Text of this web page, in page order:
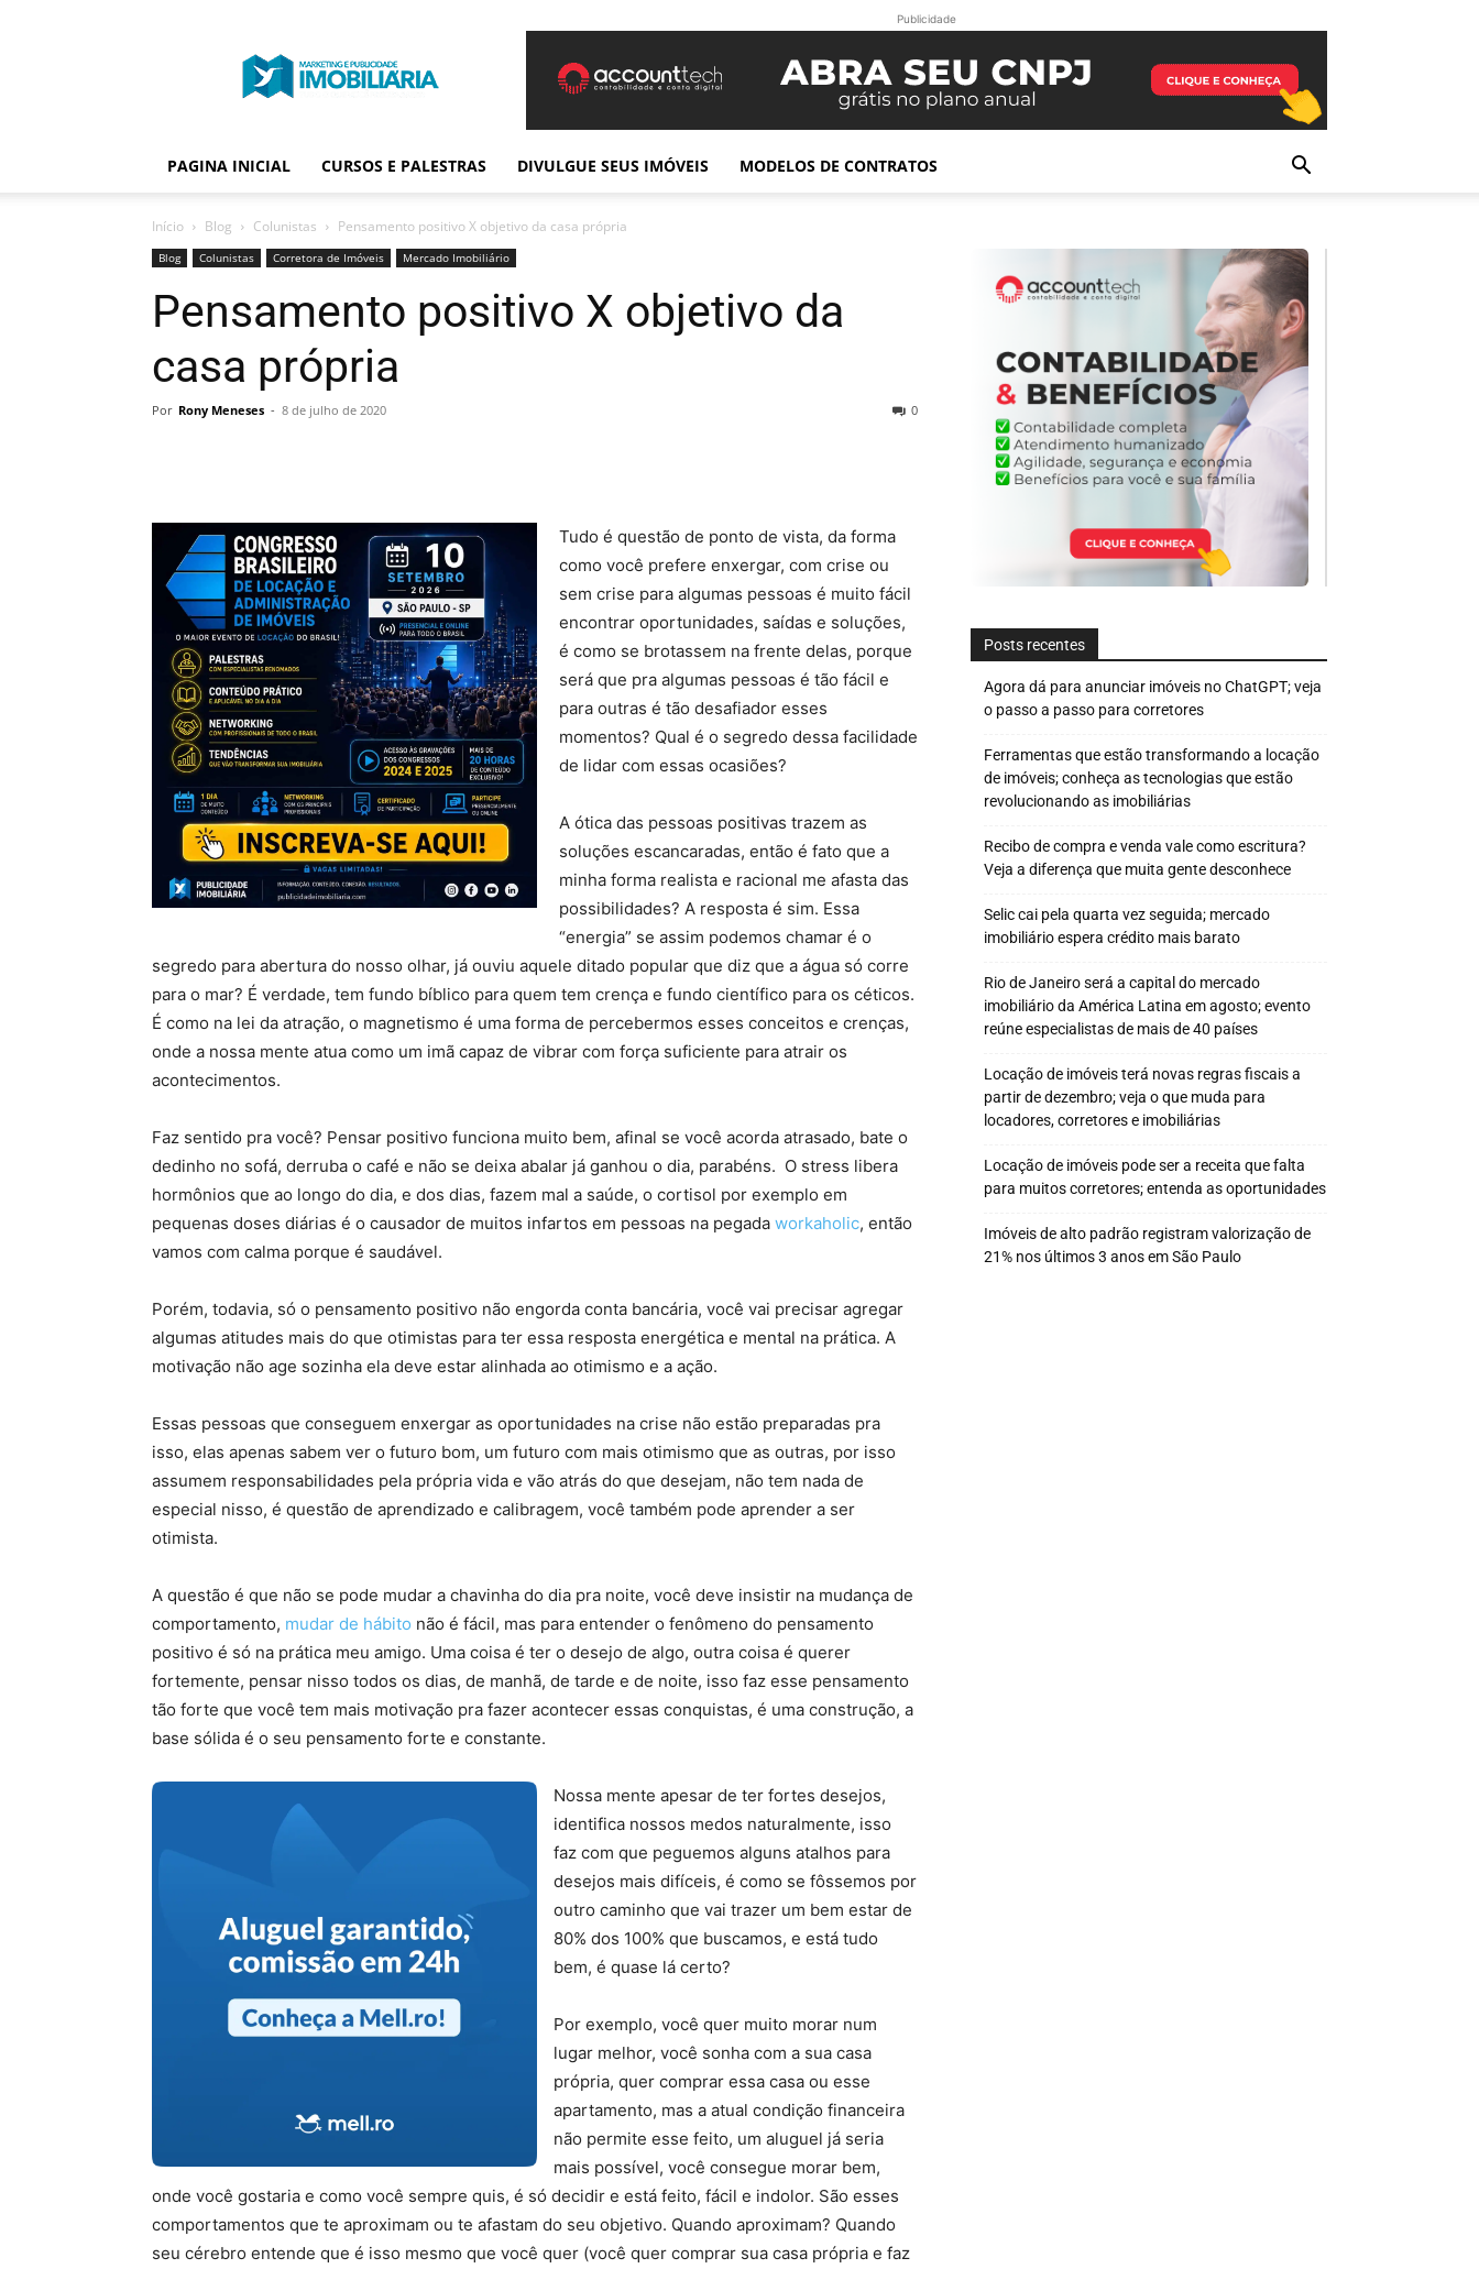
Publicidade
Imobiliária
Publicidade
PAGINA INICIAL CURSOS E PALESTRAS DIVULGUE SEUS IMÓVEIS MODELOS DE CONTRATOS
Início Blog Colunistas Pensamento positivo X objetivo da casa própria
Blog Colunistas Corretora de Imóveis Mercado Imobiliário
Pensamento positivo X objetivo da
casa própria
Por Rony Meneses - 8 de julho de 2020 0
Tudo é questão de ponto de vista, da forma
como você prefere enxergar, com crise ou
sem crise para algumas pessoas é muito fácil
encontrar oportunidades, saídas e soluções,
é como se brotassem na frente delas, porque
será que pra algumas pessoas é tão fácil e
para outras é tão desafiador esses
momentos? Qual é o segredo dessa facilidade
de lidar com essas ocasiões?
A ótica das pessoas positivas trazem as
soluções escancaradas, então é fato que a
minha forma realista e racional me afasta das
possibilidades? A resposta é sim. Essa
“energia” se assim podemos chamar é o
segredo para abertura do nosso olhar, já ouviu aquele ditado popular que diz que a água só corre
para o mar? É verdade, tem fundo bíblico para quem tem crença e fundo científico para os céticos.
É como na lei da atração, o magnetismo é uma forma de percebermos esses conceitos e crenças,
onde a nossa mente atua como um imã capaz de vibrar com força suficiente para atrair os
acontecimentos.
Faz sentido pra você? Pensar positivo funciona muito bem, afinal se você acorda atrasado, bate o
dedinho no sofá, derruba o café e não se deixa abalar já ganhou o dia, parabéns. O stress libera
hormônios que ao longo do dia, e dos dias, fazem mal a saúde, o cortisol por exemplo em
pequenas doses diárias é o causador de muitos infartos em pessoas na pegada workaholic, então
vamos com calma porque é saudável.
Porém, todavia, só o pensamento positivo não engorda conta bancária, você vai precisar agregar
algumas atitudes mais do que otimistas para ter essa resposta energética e mental na prática. A
motivação não age sozinha ela deve estar alinhada ao otimismo e a ação.
Essas pessoas que conseguem enxergar as oportunidades na crise não estão preparadas pra
isso, elas apenas sabem ver o futuro bom, um futuro com mais otimismo que as outras, por isso
assumem responsabilidades pela própria vida e vão atrás do que desejam, não tem nada de
especial nisso, é questão de aprendizado e calibragem, você também pode aprender a ser
otimista.
A questão é que não se pode mudar a chavinha do dia pra noite, você deve insistir na mudança de
comportamento, mudar de hábito não é fácil, mas para entender o fenômeno do pensamento
positivo é só na prática meu amigo. Uma coisa é ter o desejo de algo, outra coisa é querer
fortemente, pensar nisso todos os dias, de manhã, de tarde e de noite, isso faz esse pensamento
tão forte que você tem mais motivação pra fazer acontecer essas conquistas, é uma construção, a
base sólida é o seu pensamento forte e constante.
Nossa mente apesar de ter fortes desejos,
identifica nossos medos naturalmente, isso
faz com que peguemos alguns atalhos para
desejos mais difíceis, é como se fôssemos por
outro caminho que vai trazer um bem estar de
80% dos 100% que buscamos, e está tudo
bem, é quase lá certo?
Por exemplo, você quer muito morar num
lugar melhor, você sonha com a sua casa
própria, quer comprar essa casa ou esse
apartamento, mas a atual condição financeira
não permite esse feito, um aluguel já seria
mais possível, você consegue morar bem,
onde você gostaria e como você sempre quis, é só decidir e está feito, fácil e indolor. São esses
comportamentos que te aproximam ou te afastam do seu objetivo. Quando aproximam? Quando
seu cérebro entende que é isso mesmo que você quer (você quer comprar sua casa própria e faz
Posts recentes
Agora dá para anunciar imóveis no ChatGPT; veja
o passo a passo para corretores
Ferramentas que estão transformando a locação
de imóveis; conheça as tecnologias que estão
revolucionando as imobiliárias
Recibo de compra e venda vale como escritura?
Veja a diferença que muita gente desconhece
Selic cai pela quarta vez seguida; mercado
imobiliário espera crédito mais barato
Rio de Janeiro será a capital do mercado
imobiliário da América Latina em agosto; evento
reúne especialistas de mais de 40 países
Locação de imóveis terá novas regras fiscais a
partir de dezembro; veja o que muda para
locadores, corretores e imobiliárias
Locação de imóveis pode ser a receita que falta
para muitos corretores; entenda as oportunidades
Imóveis de alto padrão registram valorização de
21% nos últimos 3 anos em São Paulo